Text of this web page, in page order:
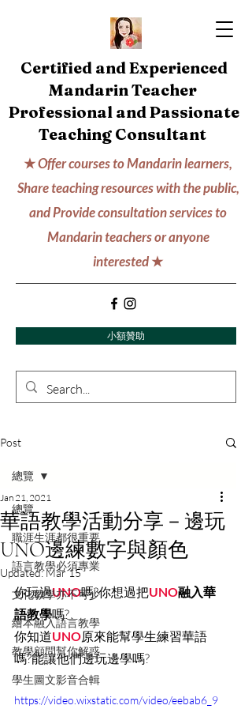
Certified and Experienced
Mandarin Teacher
Professional and Passionate
Teaching Consultant
★Offer courses to Mandarin learners,
Share teaching resources with the public,
and Provide consultation services to
Mandarin teachers or anyone
interested★
小額贊助
Post
總覽
職涯生涯都很重要
語言教學必須專業
文化教學亦不可少
繪本融入語言教學
教學顧問幫你解惑
學生圖文影音合輯
總覽
華語教學活動分享－邊玩
UNO邊練數字與顏色
Jan 21, 2021
Updated:Mar 15
你玩過UNO嗎?你想過把UNO融入華
語教學嗎?
你知道UNO原來能幫學生練習華語
嗎?能讓他們邊玩邊學嗎?
https://video.wixstatic.com/video/eebab6_9